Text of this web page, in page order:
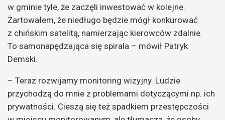
w gminie tyle, że zaczęli inwestować w kolejne.
Żartowałem, że niedługo będzie mógł konkurować
z chińskim satelitą, namierzając kierowców zdalnie.
To samonapędzająca się spirala – mówił Patryk
Demski.
– Teraz rozwijamy monitoring wizyjny. Ludzie
przychodzą do mnie z problemami dotyczącymi np. ich
prywatności. Cieszą się też spadkiem przestępczości